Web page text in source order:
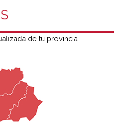
de tu provincia